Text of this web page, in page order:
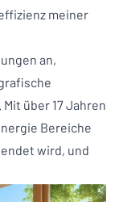
meiner
an,
über 17 Jahren
Bereiche
wird, und